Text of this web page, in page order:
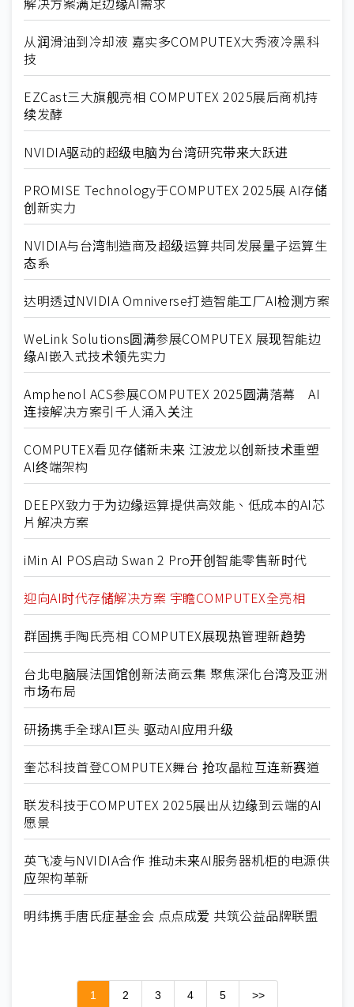
从润滑油到冷却液 嘉实多COMPUTEX大秀液冷黑科
技
EZCast三大旗舰亮相 COMPUTEX 2025展后商机持
续发酵
NVIDIA驱动的超级电脑为台湾研究带来大跃进
PROMISE Technology于COMPUTEX 2025展 AI存储
创新实力
NVIDIA与台湾制造商及超级运算共同发展量子运算生
态系
达明透过NVIDIA Omniverse打造智能工厂AI检测方案
WeLink Solutions圆满参展COMPUTEX 展现智能边
缘AI嵌入式技术领先实力
Amphenol ACS参展COMPUTEX 2025圆满落幕 AI
连接解决方案引千人涌入关注
COMPUTEX看见存储新未来 江波龙以创新技术重塑
AI终端架构
DEEPX致力于为边缘运算提供高效能、低成本的AI芯
片解决方案
iMin AI POS启动 Swan 2 Pro开创智能零售新时代
迎向AI时代存储解决方案 宇瞻COMPUTEX全亮相
群固携手陶氏亮相 COMPUTEX展现热管理新趋势
台北电脑展法国馆创新法商云集 聚焦深化台湾及亚洲
市场布局
研扬携手全球AI巨头 驱动AI应用升级
奎芯科技首登COMPUTEX舞台 抢攻晶粒互连新赛道
联发科技于COMPUTEX 2025展出从边缘到云端的AI
愿景
英飞凌与NVIDIA合作 推动未来AI服务器机柜的电源供
应架构革新
明纬携手唐氏症基金会 点点成爱 共筑公益品牌联盟
1 2 3 4 5 >>